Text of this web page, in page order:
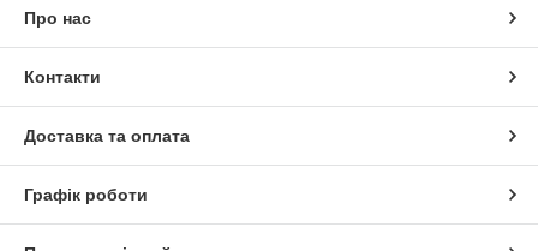
Про нас
Контакти
Доставка та оплата
Графік роботи